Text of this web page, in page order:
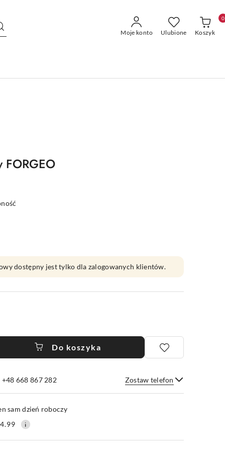
Moje konto Ulubione Koszyk
0
FORGEO
dostępny jest tylko dla zalogowanych klientów.
Do koszyka
668 867 282 Zostaw telefon
Wyślij
sam dzień roboczy